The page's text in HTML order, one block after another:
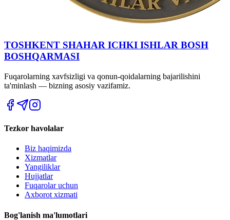
TOSHKENT SHAHAR IСHKI ISHLAR BOSH
BOSHQARMASI
Fuqarolarning xavfsizligi va qonun-qoidalarning bajarilishini
ta'minlash — bizning asosiy vazifamiz.
Tezkor havolalar
Biz haqimizda
Xizmatlar
Yangiliklar
Hujjatlar
Fuqarolar uchun
Axborot xizmati
Bog'lanish ma'lumotlari